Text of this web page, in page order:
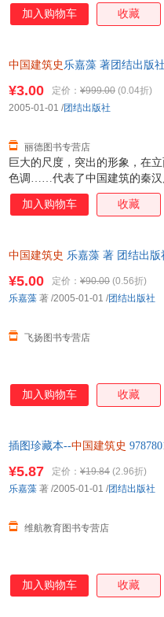
基础。 气派宏伟，恢阔舒展
国建筑的隋唐风格。隋唐建筑
调。 雍容而大度，严谨而典丽
加入购物车 收藏
中国建筑史 乐嘉藻 著团结出版
巨大的尺度，突出的形象，在
色调……代表了中国建筑的秦汉
基础。 气派宏伟，恢阔舒展
国建筑的隋唐风格。隋唐建筑
调。 雍容而大度，严谨而典丽
¥3.00 定价： ¥999.00 (0.04折)
丽德图书专营店
2005-01-01 /团结出版社
加入购物车 收藏
中国建筑史 乐嘉藻 著 团结出
¥5.00 定价： ¥90.00 (0.56折)
飞扬图书专营店
乐嘉藻 著 /2005-01-01 /团结出版社
加入购物车 收藏
插图珍藏本--中国建筑史
¥5.87 定价： ¥19.84 (2.96折)
维航教育图书专营店
乐嘉藻 著 /2005-01-01 /团结出版社
加入购物车 收藏